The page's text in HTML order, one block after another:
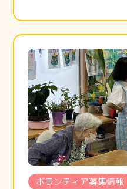
ボランティア募集情報